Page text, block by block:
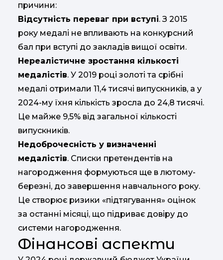
причини:
Відсутність переваг при вступі. З 2015
року медалі не впливають на конкурсний
бал при вступі до закладів вищої освіти.
Нереалістичне зростання кількості
медалістів. У 2019 році золоті та срібні
медалі отримали 11,4 тисячі випускників, а у
2024-му їхня кількість зросла до 24,8 тисячі.
Це майже 9,5% від загальної кількості
випускників.
Недоброчесність у визначенні
медалістів. Списки претендентів на
нагородження формуються ще в лютому-
березні, до завершення навчального року.
Це створює ризики «підтягування» оцінок
за останні місяці, що підриває довіру до
системи нагородження.
Фінансові аспекти